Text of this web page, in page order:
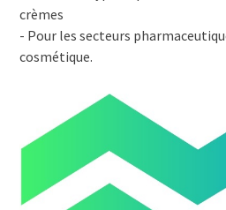
crèmes
- Pour les secteurs
cosmétique.